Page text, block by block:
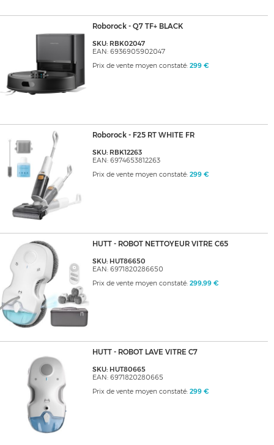
Roborock - Q7 TF+ BLACK
SKU: RBK02047
EAN: 6936905902047
Prix de vente moyen constaté: 299 €
Roborock - F25 RT WHITE FR
SKU: RBK12263
EAN: 6974653812263
Prix de vente moyen constaté: 299 €
HUTT - ROBOT NETTOYEUR VITRE C65
SKU: HUT86650
EAN: 6971820286650
Prix de vente moyen constaté: 299,99 €
HUTT - ROBOT LAVE VITRE C7
SKU: HUT80665
EAN: 6971820280665
Prix de vente moyen constaté: 299 €